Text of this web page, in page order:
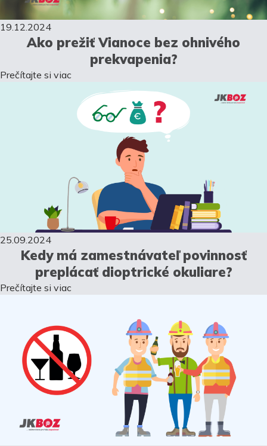
19.12.2024
Ako prežiť Vianoce bez ohnivého
prekvapenia?
Prečítajte si viac
25.09.2024
Kedy má zamestnávateľ povinnosť
preplácať dioptrické okuliare?
Prečítajte si viac